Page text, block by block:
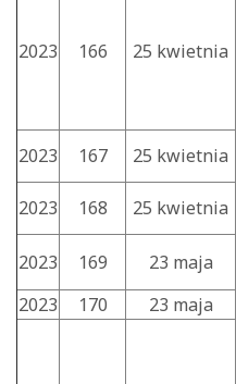
2023 166 25 kwietnia
2023 167 25 kwietnia
2023 168 25 kwietnia
2023 169 23 maja
2023
170 23 maja